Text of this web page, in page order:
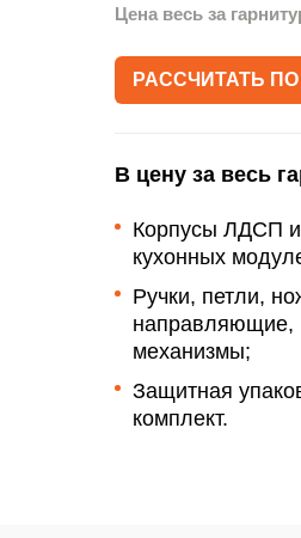
Цена весь за
РАССЧИТАТЬ
В цену за весь
Корпусы ЛДСП
кухонных
Ручки, петли,
направляющие,
механизмы;
Защитная
комплект.